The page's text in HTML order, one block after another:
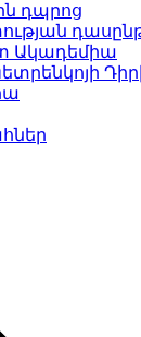
դպրոց
Ակադեմիա